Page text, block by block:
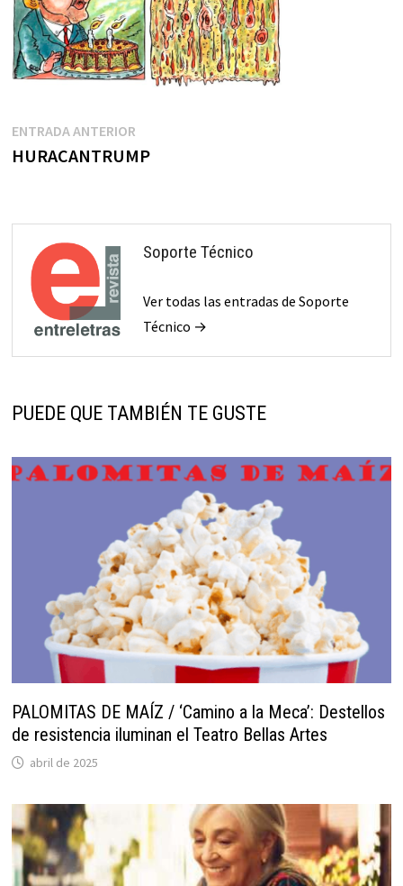
Navegación
de
ENTRADA ANTERIOR
anterior:
HURACANTRUMP
Soporte Técnico
Ver todas las entradas de Soporte
Técnico →
PUEDE QUE TAMBIÉN TE GUSTE
PALOMITAS DE MAÍZ / ‘Camino a la Meca’: Destellos
de resistencia iluminan el Teatro Bellas Artes
abril de 2025